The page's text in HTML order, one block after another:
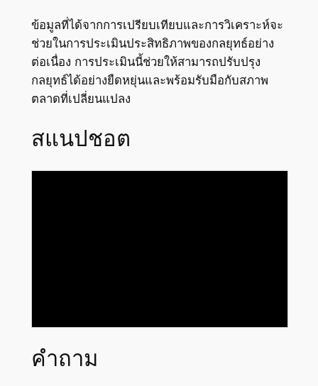
ข้อมูลที่ได้จากการเปรียบเทียบและการวิเคราะห์จะ
ช่วยในการประเมินประสิทธิภาพของกลยุทธ์อย่าง
ต่อเนื่อง การประเมินนี้ช่วยให้สามารถปรับปรุง
กลยุทธ์ได้อย่างยืดหยุ่นและพร้อมรับมือกับสภาพ
ตลาดที่เปลี่ยนแปลง
สแนปชอต
คำถาม